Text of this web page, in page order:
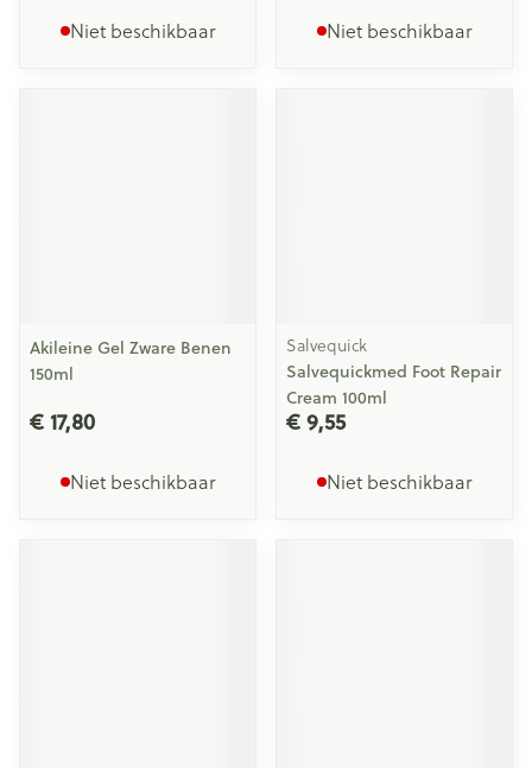
Niet beschikbaar Niet beschikbaar
Akileine Gel Zware Benen
150ml
€ 17,80
Niet beschikbaar
Salvequick
Salvequickmed Foot Repair
Cream 100ml
€ 9,55
Niet beschikbaar